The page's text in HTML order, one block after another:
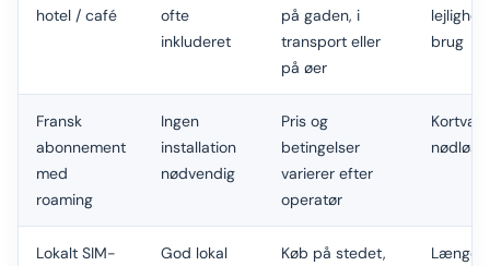
hotel / café
ofte
inkluderet
på gaden, i
transport eller
på øer
brug
Fransk
abonnement
med
roaming
Ingen
installation
nødvendig
Pris og
betingelser
varierer efter
operatør
Lokalt SIM-
God lokal
Køb på stedet,